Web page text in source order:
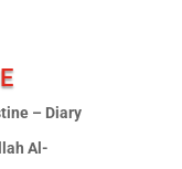
– Diary
Al-